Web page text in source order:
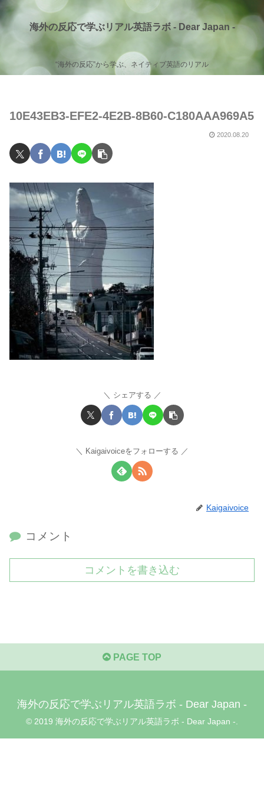
海外の反応で学ぶリアル英語ラボ - Dear Japan -
“海外の反応”から学ぶ、ネイティブ英語のリアル
10E43EB3-EFE2-4E2B-8B60-C180AAA969A5
2020.08.20
シェアする
Kaigaivoiceをフォローする
Kaigaivoice
コメント
コメントを書き込む
PAGE TOP
海外の反応で学ぶリアル英語ラボ - Dear Japan -
© 2019 海外の反応で学ぶリアル英語ラボ - Dear Japan -.